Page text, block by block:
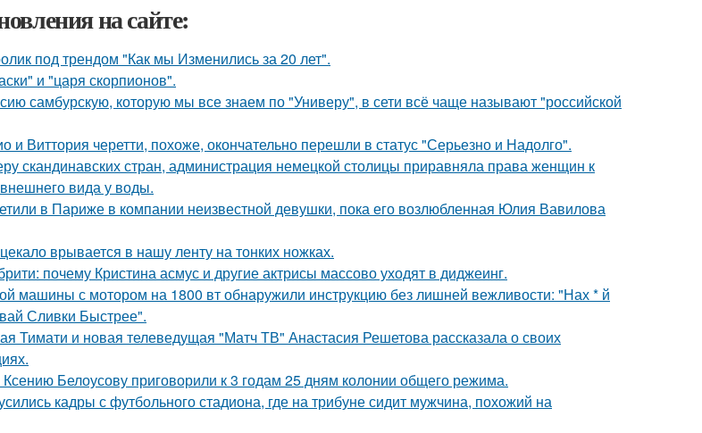
на сайте:
под трендом "Как мы Изменились за 20 лет".
и "царя скорпионов".
самбурскую, которую мы все знаем по "Универу", в сети всё чаще называют "российской
и Виттория черетти, похоже, окончательно перешли в статус "Серьезно и Надолго".
скандинавских стран, администрация немецкой столицы приравняла права женщин к
вида у воды.
в Париже в компании неизвестной девушки, пока его возлюбленная Юлия Вавилова
врывается в нашу ленту на тонких ножках.
почему Кристина асмус и другие актрисы массово уходят в диджеинг.
машины с мотором на 1800 вт обнаружили инструкцию без лишней вежливости: "Нах * й
Сливки Быстрее".
Тимати и новая телеведущая "Матч ТВ" Анастасия Решетова рассказала о своих
Белоусову приговорили к 3 годам 25 дням колонии общего режима.
кадры с футбольного стадиона, где на трибуне сидит мужчина, похожий на